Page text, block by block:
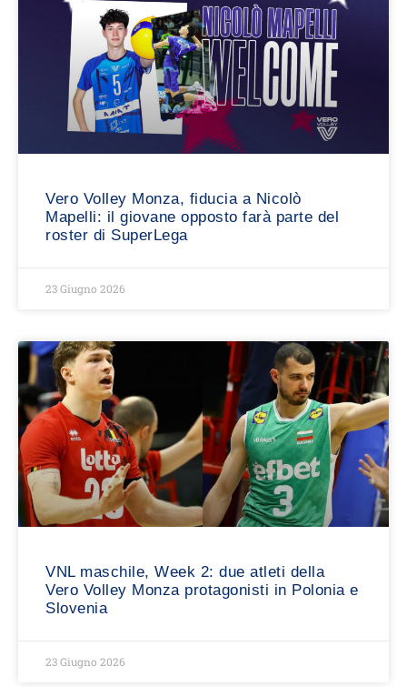
Vero Volley Monza, fiducia a Nicolò
Mapelli: il giovane opposto farà parte del
roster di SuperLega
23 Giugno 2026
VNL maschile, Week 2: due atleti della
Vero Volley Monza protagonisti in Polonia e
Slovenia
23 Giugno 2026